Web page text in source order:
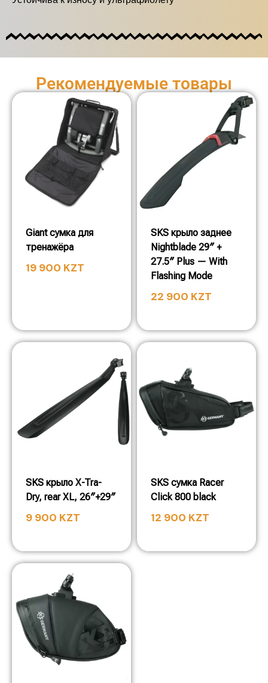
Рекомендуемые товары
Giant сумка для
тренажёра
19 900 KZT
SKS крыло заднее
Nightblade 29″ +
27.5″ Plus — With
Flashing Mode
22 900 KZT
SKS крыло X-Tra-
Dry, rear XL, 26″+29″
9 900 KZT
SKS сумка Racer
Click 800 black
12 900 KZT